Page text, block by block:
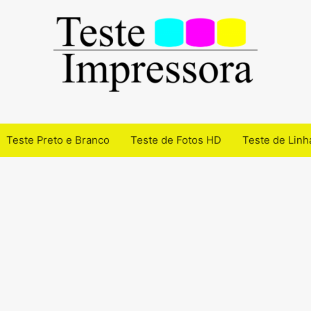
Teste Preto e Branco Teste de Fotos HD Teste de